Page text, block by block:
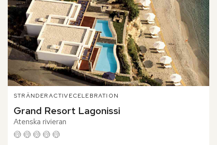
STRÄNDERACTIVECELEBRATION
Grand Resort Lagonissi
Atenska rivieran